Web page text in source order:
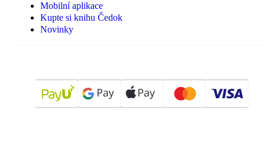
Mobilní aplikace
Kupte si knihu Čedok
Novinky